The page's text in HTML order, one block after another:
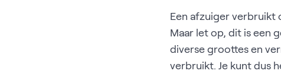
Een afzuiger verbruikt
Maar let op, dit is een
diverse groottes en
verbruikt. Je kunt dus